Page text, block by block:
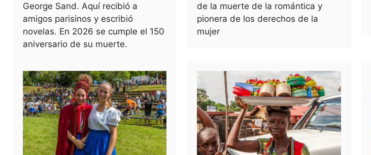
George Sand. Aquí recibió a
amigos parisinos y escribió
novelas. En 2026 se cumple el 150
aniversario de su muerte.
de la muerte de la romántica y
pionera de los derechos de la
mujer